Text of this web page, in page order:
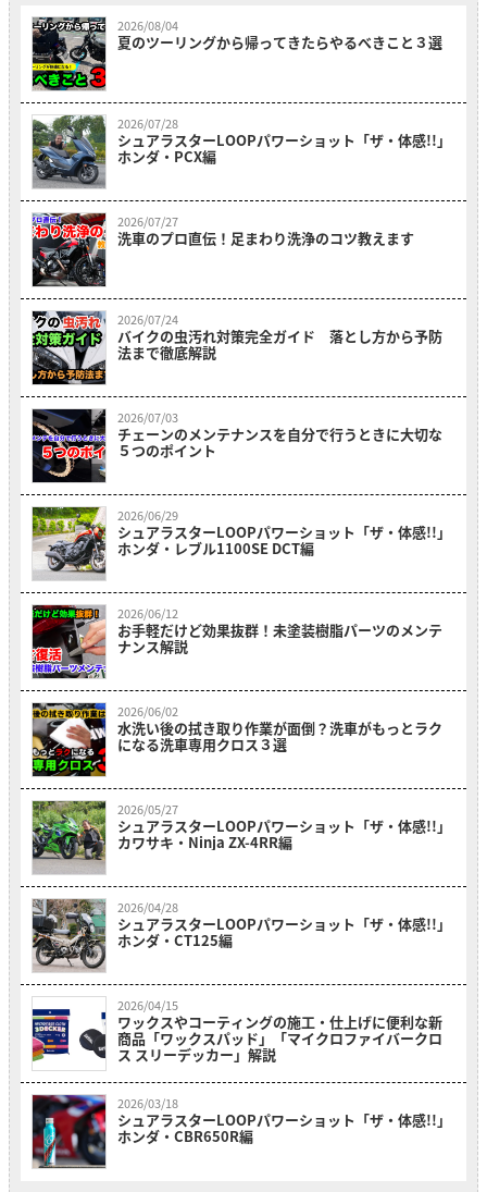
2026/08/04
夏のツーリングから帰ってきたらやるべきこと３選
2026/07/28
シュアラスターLOOPパワーショット「ザ・体感!!」
ホンダ・PCX編
2026/07/27
洗車のプロ直伝！足まわり洗浄のコツ教えます
2026/07/24
バイクの虫汚れ対策完全ガイド 落とし方から予防
法まで徹底解説
2026/07/03
チェーンのメンテナンスを自分で行うときに大切な
５つのポイント
2026/06/29
シュアラスターLOOPパワーショット「ザ・体感!!」
ホンダ・レブル1100SE DCT編
2026/06/12
お手軽だけど効果抜群！未塗装樹脂パーツのメンテ
ナンス解説
2026/06/02
水洗い後の拭き取り作業が面倒？洗車がもっとラク
になる洗車専用クロス３選
2026/05/27
シュアラスターLOOPパワーショット「ザ・体感!!」
カワサキ・Ninja ZX-4RR編
2026/04/28
シュアラスターLOOPパワーショット「ザ・体感!!」
ホンダ・CT125編
2026/04/15
ワックスやコーティングの施工・仕上げに便利な新
商品「ワックスパッド」「マイクロファイバークロ
ス スリーデッカー」解説
2026/03/18
シュアラスターLOOPパワーショット「ザ・体感!!」
ホンダ・CBR650R編